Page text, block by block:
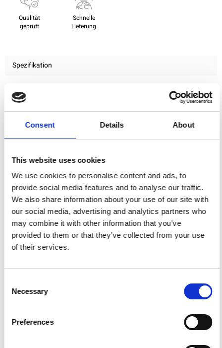
Consent Details About
This website uses cookies
We use cookies to personalise content and ads, to
provide social media features and to analyse our traffic.
We also share information about your use of our site with
our social media, advertising and analytics partners who
may combine it with other information that you’ve
provided to them or that they’ve collected from your use
of their services.
Selection
Necessary
Preferences
Qualität
geprüft
Schnelle
Lieferung
Spezifikation
Material
100% Baumwolle
Gewicht pro Quadratmeter
(m2)
0,111 Kg.
Beschreibung
Name : Spectrum - 10" Charm
Designer : Kaffe Fassett
Größe: 10" x 10"
Ein Pack enthält:42 farben
Erhältlich zum Kauf in Einheiten von:6